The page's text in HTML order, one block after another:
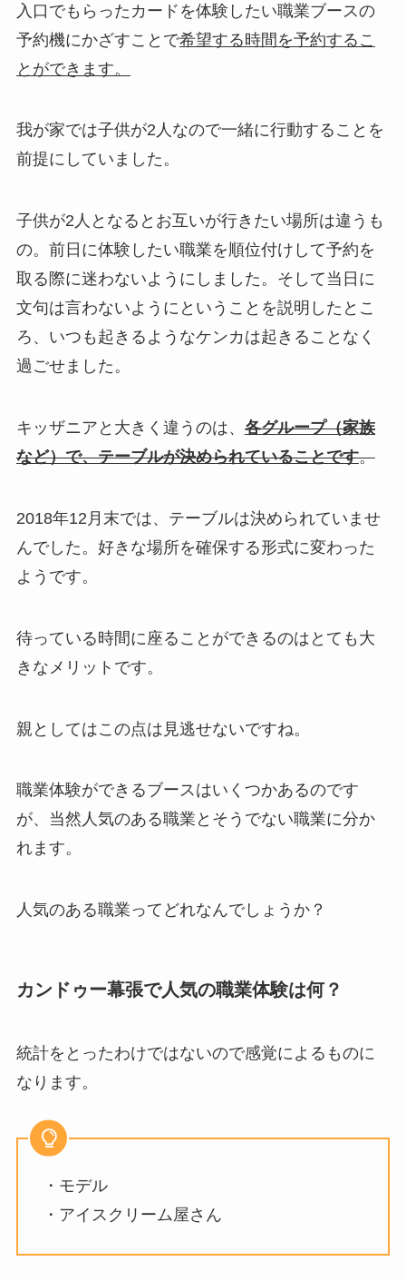
入口でもらったカードを体験したい職業ブースの
予約機にかざすことで希望する時間を予約するこ
とができます。
我が家では子供が2人なので一緒に行動することを
前提にしていました。
子供が2人となるとお互いが行きたい場所は違うも
の。前日に体験したい職業を順位付けして予約を
取る際に迷わないようにしました。そして当日に
文句は言わないようにということを説明したとこ
ろ、いつも起きるようなケンカは起きることなく
過ごせました。
キッザニアと大きく違うのは、 各グループ（家族
など）で、テーブルが決められていることです。
2018年12月末では、テーブルは決められていませ
んでした。 好きな場所を確保する形式に変わった
ようです。
待っている時間に座ることができるのはとても大
きなメリットです。
親としてはこの点は見逃せないですね。
職業体験ができるブースはいくつかあるのです
が、当然人気のある職業とそうでない職業に分か
れます。
人気のある職業ってどれなんでしょうか？
カンドゥー幕張で人気の職業体験は何？
統計をとったわけではないので感覚によるものに
なります。
・モデル
・アイスクリーム屋さん